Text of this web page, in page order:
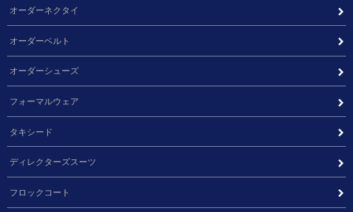
オーダーネクタイ
オーダーベルト
オーダーシューズ
フォーマルウェア
タキシード
ディレクターズスーツ
フロックコート